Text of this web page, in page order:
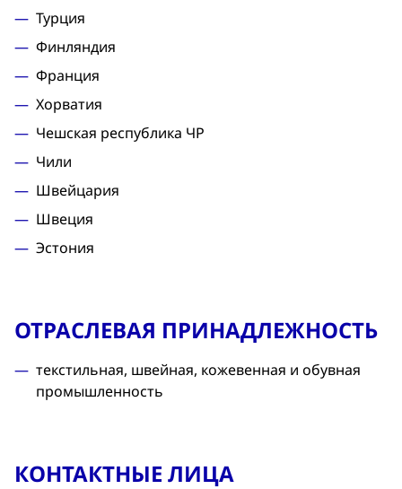
Турция
Финляндия
Франция
Хорватия
Чешская республика ЧР
Чили
Швейцария
Швеция
Эстония
ОТРАСЛЕВАЯ ПРИНАДЛЕЖНОСТЬ
текстильная, швейная, кожевенная и обувная
промышленность
КОНТАКТНЫЕ ЛИЦА